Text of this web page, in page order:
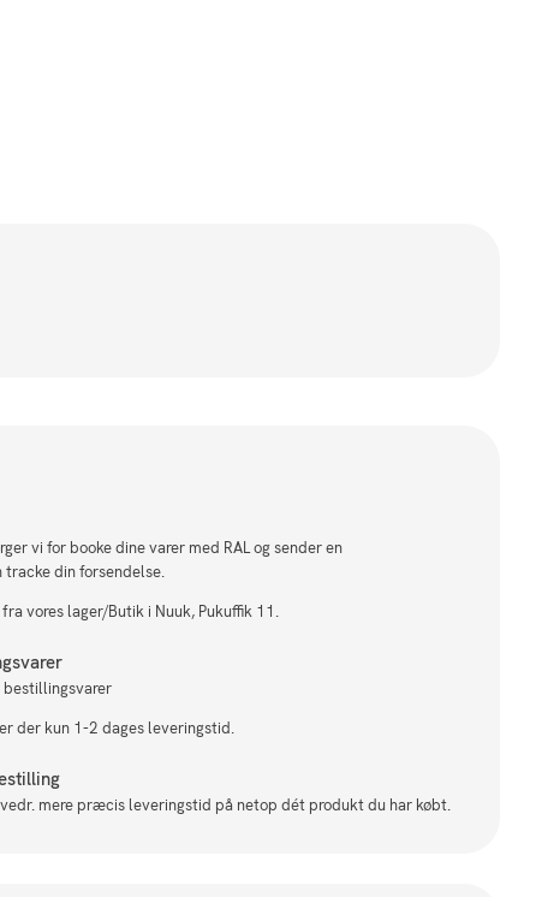
vi for booke dine varer med RAL og sender en
din forsendelse.
vores lager/Butik i Nuuk, Pukuffik 11.
bestillingsvarer
der kun 1-2 dages leveringstid.
mere præcis leveringstid på netop dét produkt du har købt.